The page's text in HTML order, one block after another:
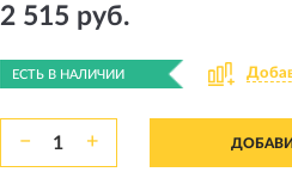
2 515 руб.
ЕСТЬ В НАЛИЧИИ
− +